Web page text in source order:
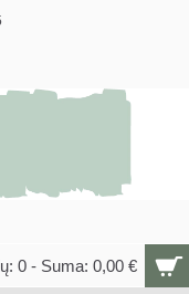
0 - Suma: 0,00 €